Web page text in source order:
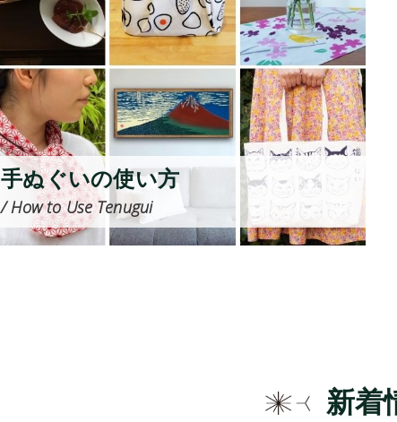
手ぬぐいの使い方
/ How to Use Tenugui
新着